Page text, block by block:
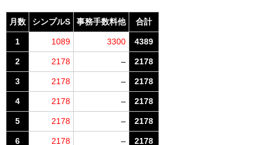
月数 シンプルS 事務手数料他 合計
1 1089 3300 4389
2 2178 – 2178
3 2178 – 2178
4 2178 – 2178
5 2178 – 2178
6 2178 – 2178